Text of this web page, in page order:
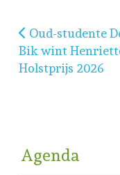
Vorig artikel:
Oud-studente
Bik wint
Holstprijs 2026
Agenda